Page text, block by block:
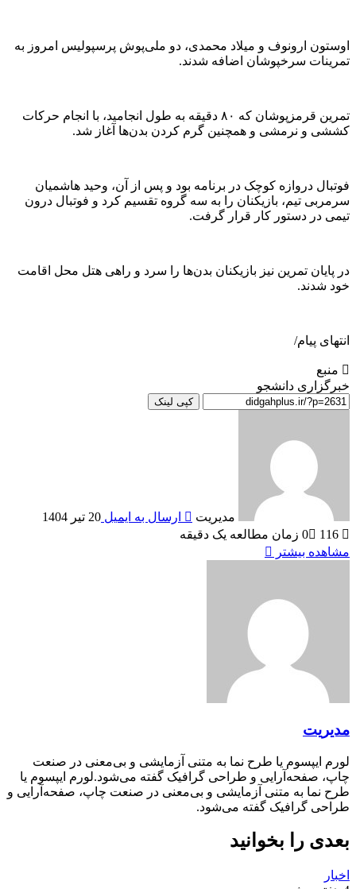
اوستون ارونوف و میلاد محمدی، دو ملی‌پوش پرسپولیس امروز به
تمرینات سرخپوشان اضافه شدند.
تمرین قرمزپوشان که ۸۰ دقیقه به طول انجامید، با انجام حرکات
کششی و نرمشی و همچنین گرم کردن بدن‌ها آغاز شد.
فوتبال دروازه کوچک در برنامه بود و پس از آن، وحید هاشمیان
سرمربی تیم، بازیکنان را به سه گروه تقسیم کرد و فوتبال درون
تیمی در دستور کار قرار گرفت.
در پایان تمرین نیز بازیکنان بدن‌ها را سرد و راهی هتل محل اقامت
خود شدند.
انتهای پیام/
منبع
خبرگزاری دانشجو
کپی لینک
مدیریت ارسال به ایمیل 20 تیر 1404
0
116
زمان مطالعه یک دقیقه
مشاهده بیشتر
مدیریت
لورم ایپسوم یا طرح‌ نما به متنی آزمایشی و بی‌معنی در صنعت
چاپ، صفحه‌آرایی و طراحی گرافیک گفته می‌شود.لورم ایپسوم یا
طرح‌ نما به متنی آزمایشی و بی‌معنی در صنعت چاپ، صفحه‌آرایی و
طراحی گرافیک گفته می‌شود.
بعدی را بخوانید
اخبار